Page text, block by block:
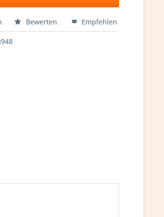
Bewerten Empfehlen